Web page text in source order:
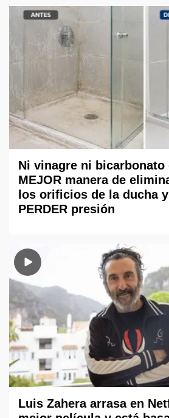
Ni vinagre ni
MEJOR manera de
los orificios de la ducha
PERDER presión
Luis Zahera arrasa en